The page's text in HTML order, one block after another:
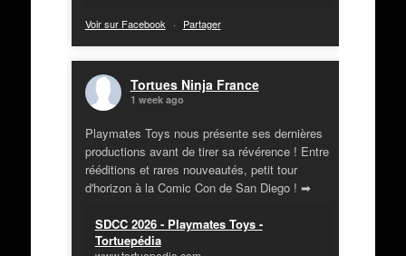
Voir sur Facebook · Partager
Tortues Ninja France
1 week ago
Playmates Toys nous présente ses dernières
productions avant de tirer sa révérence ! Entre
rééditions et rares nouveautés, petit tour
d'horizon à la Comic Con de San Diego ! ➡
SDCC 2026 - Playmates Toys -
Tortuepédia